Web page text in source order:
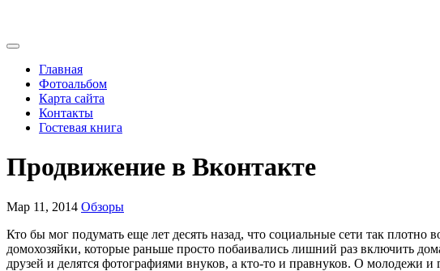
Главная
Фотоальбом
Карта сайта
Контакты
Гостевая книга
Продвижение в Вконтакте
Мар 11, 2014 Обзоры
Кто бы мог подумать еще лет десять назад, что социальные сети так
домохозяйки, которые раньше просто побаивались лишний раз включить
друзей и делятся фотографиями внуков, а кто-то и правнуков. О молодежи